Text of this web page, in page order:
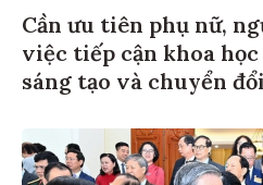
Cần ưu tiên phụ nữ,
việc tiếp cận khoa
sáng tạo và chuyển